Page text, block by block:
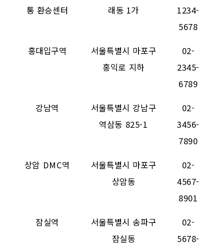
통 환승센터
래동 1가
1234-
5678
홍대입구역
서울특별시 마포구
홍익로 지하
02-
2345-
6789
강남역
서울특별시 강남구
역삼동 825-1
02-
3456-
7890
상암 DMC역
서울특별시 마포구
상암동
02-
4567-
8901
잠실역
서울특별시 송파구
잠실동
02-
5678-